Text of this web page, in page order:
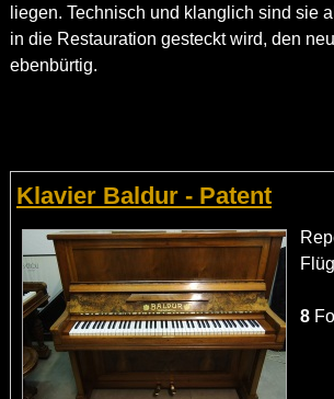
liegen. Technisch und klanglich sind sie
in die Restauration gesteckt wird, den
ebenbürtig.
Klavier Baldur - Patent
8